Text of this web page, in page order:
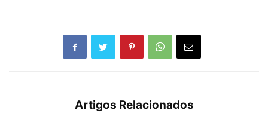
Artigos Relacionados